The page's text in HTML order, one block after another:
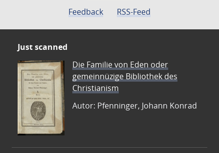
Feedback
RSS-Feed
Just scanned
Die Familie von Eden oder
gemeinnüzige Bibliothek des
Christianism
Autor: Pfenninger, Johann Konrad